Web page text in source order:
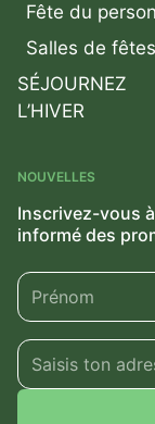
Fête du
Salles de fêtes
SÉJOURNEZ
L’HIVER
NOUVELLES
Inscrivez-vous
informé des